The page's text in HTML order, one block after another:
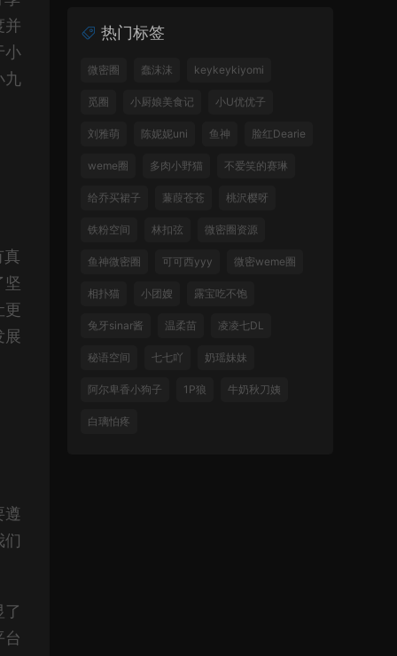
并
小
九
真
坚
更
展
遵
们
台
热门标签
微密圈 蠢沫沫 keykeykiyomi
觅圈 小厨娘美食记 小U优优子
刘雅萌 陈妮妮uni 鱼神 脸红Dearie
weme圈 多肉小野猫 不爱笑的赛琳
给乔买裙子 蒹葭苍苍 桃沢樱呀
铁粉空间 林扣弦 微密圈资源
鱼神微密圈 可可西yyy 微密weme圈
相扑猫 小团嫂 露宝吃不饱
兔牙sinar酱 温柔苗 凌凌七DL
秘语空间 七七吖 奶瑶妹妹
阿尔卑香小狗子 1P狼 牛奶秋刀姨
白璃怕疼